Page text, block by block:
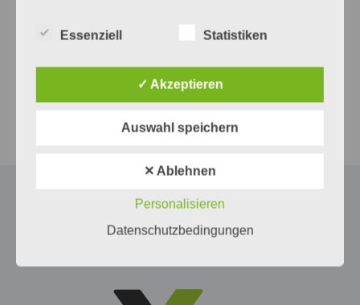
Content Management
Die Glühbirne – Alexandra Zieger e.U.
www.diegluehbirne.at
Essenziell Statistiken
✓ Akzeptieren
Auswahl speichern
✕ Ablehnen
Personalisieren
Datenschutzbedingungen